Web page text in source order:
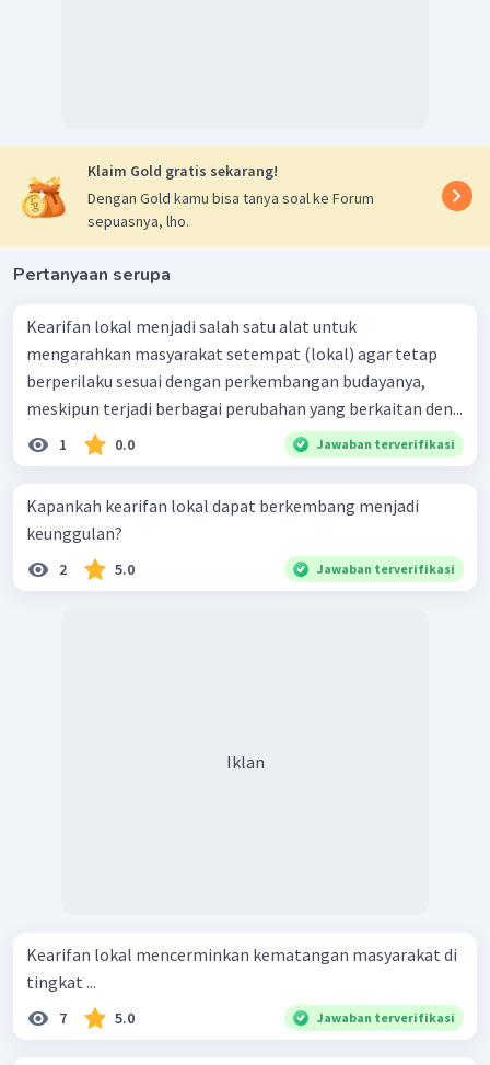
Klaim Gold gratis sekarang!
Dengan Gold kamu bisa tanya soal ke Forum
sepuasnya, lho.
Pertanyaan serupa
Kearifan lokal menjadi salah satu alat untuk
mengarahkan masyarakat setempat (lokal) agar tetap
berperilaku sesuai dengan perkembangan budayanya,
meskipun terjadi berbagai perubahan yang berkaitan den...
1 0.0 Jawaban terverifikasi
Kapankah kearifan lokal dapat berkembang menjadi
keunggulan?
2 5.0 Jawaban terverifikasi
Iklan
Kearifan lokal mencerminkan kematangan masyarakat di
tingkat ...
7 5.0 Jawaban terverifikasi